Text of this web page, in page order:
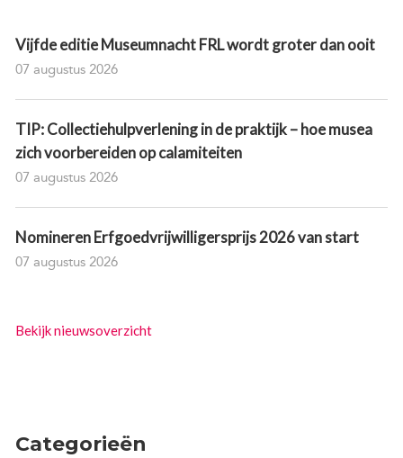
Vijfde editie Museumnacht FRL wordt groter dan ooit
07 augustus 2026
TIP: Collectiehulpverlening in de praktijk – hoe musea
zich voorbereiden op calamiteiten
07 augustus 2026
Nomineren Erfgoedvrijwilligersprijs 2026 van start
07 augustus 2026
Bekijk nieuwsoverzicht
Categorieën